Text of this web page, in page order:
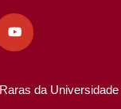

da Universidade